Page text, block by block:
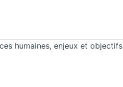
humaines, enjeux et objectifs